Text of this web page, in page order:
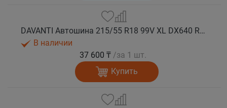
DAVANTI Автошина 215/55 R18 99V XL DX640 RPR лето (Таиланд)
В наличии
37 600 ₸ /за 1 шт.
Купить